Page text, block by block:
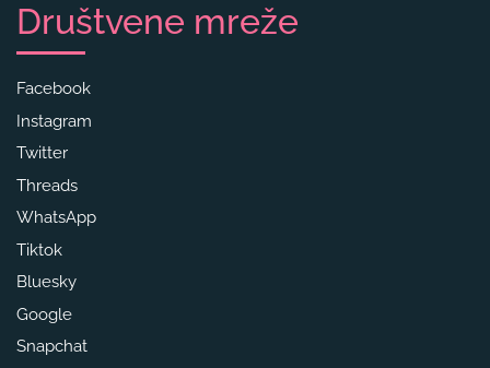
Društvene mreže
Facebook
Instagram
Twitter
Threads
WhatsApp
Tiktok
Bluesky
Google
Snapchat